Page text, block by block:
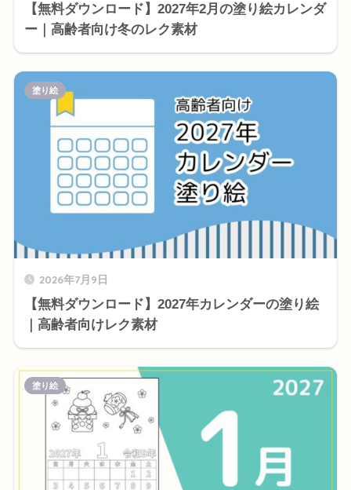
【無料ダウンロード】2027年2月の塗り絵カレンダ
ー｜高齢者向け冬のレク素材
2026年7月9日
【無料ダウンロード】2027年カレンダーの塗り絵
｜高齢者向けレク素材
塗り絵
塗り絵